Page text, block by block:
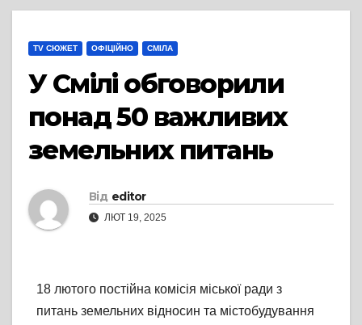
TV СЮЖЕТ ОФІЦІЙНО СМІЛА
У Смілі обговорили
понад 50 важливих
земельних питань
Від editor
ЛЮТ 19, 2025
18 лютого постійна комісія міської ради з
питань земельних відносин та містобудування